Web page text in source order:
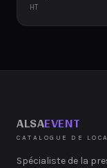
HT
ALSAEVENT
CATALOGUE DE
Spécialiste de la